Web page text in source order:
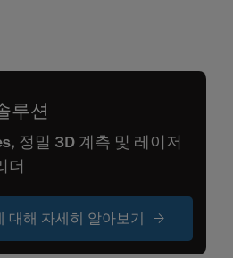
루션
정밀 3D 계측 및 레이저
더
대해 자세히 알아보기